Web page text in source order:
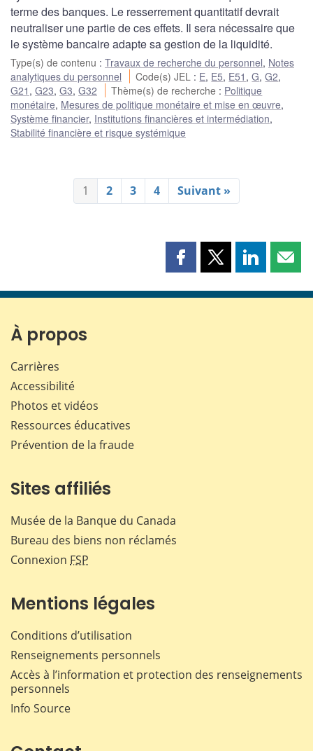
terme des banques. Le resserrement quantitatif devrait
neutraliser une partie de ces effets. Il sera nécessaire que
le système bancaire adapte sa gestion de la liquidité.
Type(s) de contenu : Travaux de recherche du personnel, Notes
analytiques du personnel
Code(s) JEL : E, E5, E51 ,G,G2,
G21 , G23, G3, G32 Thème(s) de recherche : Politique
monétaire, Mesures de politique monétaire et mise en œuvre,
Système financier, Institutions financières et intermédiation,
Stabilité financière et risque systémique
1 2 3 4 Suivant »
Partager
page
Partager
page
Partager
page page
À propos
Carrières
Accessibilité
Photos et vidéos
Ressources éducatives
Prévention de la fraude
Sites affiliés
Musée de la Banque du Canada
Bureau des biens non réclamés
Connexion FSP
Mentions légales
Conditions d’utilisation
Renseignements personnels
Accès à l’information et protection des renseignements
personnels
Info Source